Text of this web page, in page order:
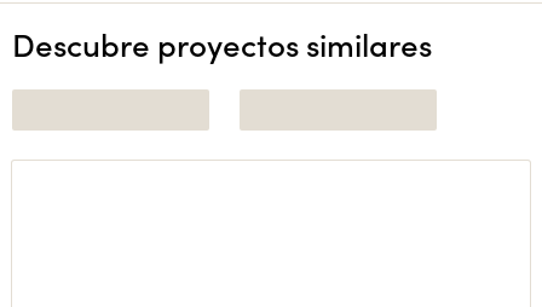
Descubre proyectos similares